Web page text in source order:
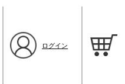
ログイン